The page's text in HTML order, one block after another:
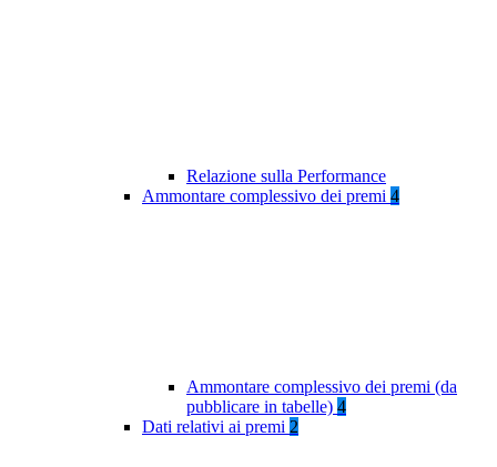
Relazione sulla Performance
Ammontare complessivo dei premi 4
Ammontare complessivo dei premi (da
pubblicare in tabelle) 4
Dati relativi ai premi 2